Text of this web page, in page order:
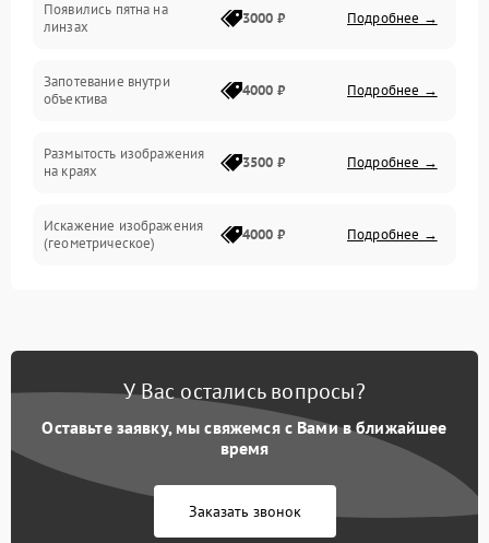
Появились пятна на
линзах
3000 ₽ Подробнее →
Запотевание внутри
объектива
4000 ₽ Подробнее →
Размытость изображения
на краях
3500 ₽ Подробнее →
Искажение изображения
(геометрическое)
4000 ₽ Подробнее →
при всех фокусных
4500 ₽ Подробнее →
У Вас остались вопросы?
Оставьте заявку, мы свяжемся с Вами в ближайшее
время
Заказать звонок